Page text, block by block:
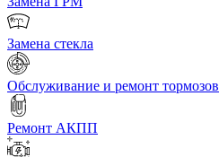
Замена стекла
Обслуживание и ремонт тормозов
Ремонт АКПП